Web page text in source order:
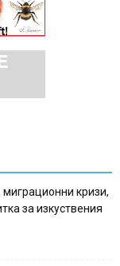
кризи,
за изкуствения